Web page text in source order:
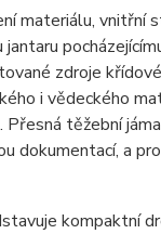
materiálu,
zdroje
i vědeckého
Přesná těžební
dokumentací, a
kompaktní